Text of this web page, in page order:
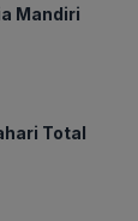
Mandiri
Total